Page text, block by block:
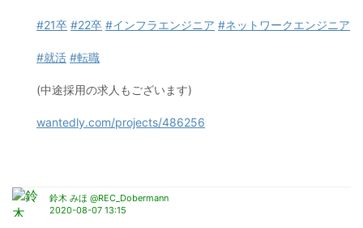
#21卒 #22卒 #インフラエンジニア #ネットワークエンジニア
#就活 #転職
(中途採用の求人もございます)
wantedly.com/projects/486256
鈴木 みほ @REC_Dobermann
2020-08-07 13:15